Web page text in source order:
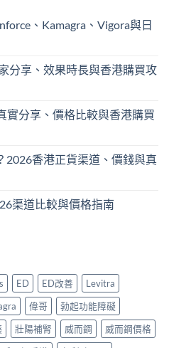
、Kamagra、Vigora與日
分享、效果時長與香港購買攻
實分享、價格比較與香港購買
2026香港正貨渠道、價錢與真
渠道比較與價格指南
ED ED改善
Levitra
偉哥
勃起功能障礙
壯陽補腎 威而鋼
威而鋼價格